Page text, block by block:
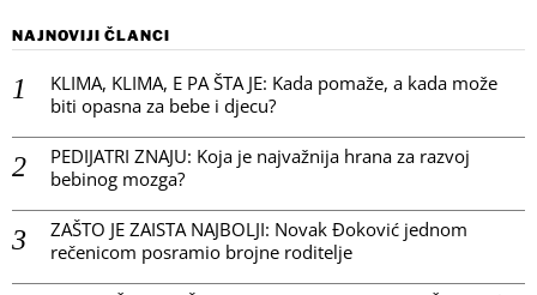
NAJNOVIJI ČLANCI
KLIMA, KLIMA, E PA ŠTA JE: Kada pomaže, a kada može
biti opasna za bebe i djecu?
PEDIJATRI ZNAJU: Koja je najvažnija hrana za razvoj
bebinog mozga?
ZAŠTO JE ZAISTA NAJBOLJI: Novak Đoković jednom
rečenicom posramio brojne roditelje